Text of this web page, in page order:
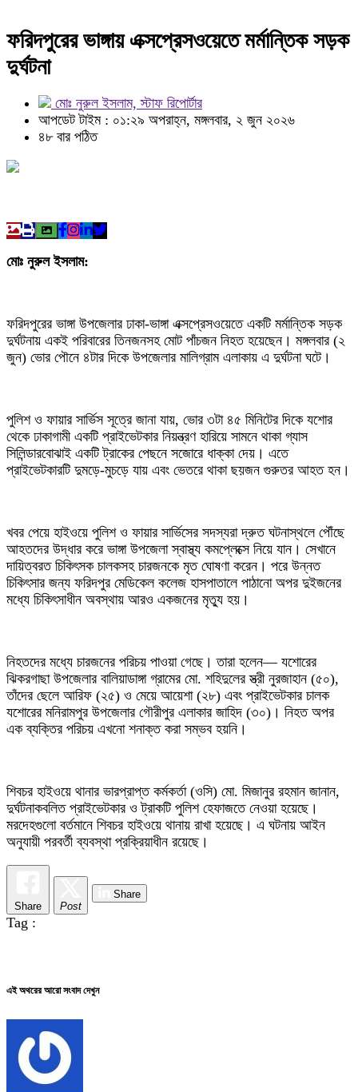
ফরিদপুরের ভাঙ্গায় এক্সপ্রেসওয়েতে মর্মান্তিক সড়ক
দুর্ঘটনা
মোঃ নুরুল ইসলাম, স্টাফ রিপোর্টার
আপডেট টাইম : ০১:২৯ অপরাহ্ন, মঙ্গলবার, ২ জুন ২০২৬
৪৮ বার পঠিত
মোঃ নুরুল ইসলাম:
ফরিদপুরের ভাঙ্গা উপজেলার ঢাকা-ভাঙ্গা এক্সপ্রেসওয়েতে একটি মর্মান্তিক সড়ক
দুর্ঘটনায় একই পরিবারের তিনজনসহ মোট পাঁচজন নিহত হয়েছেন। মঙ্গলবার (২
জুন) ভোর পৌনে ৪টার দিকে উপজেলার মালিগ্রাম এলাকায় এ দুর্ঘটনা ঘটে।
পুলিশ ও ফায়ার সার্ভিস সূত্রে জানা যায়, ভোর ৩টা ৪৫ মিনিটের দিকে যশোর
থেকে ঢাকাগামী একটি প্রাইভেটকার নিয়ন্ত্রণ হারিয়ে সামনে থাকা গ্যাস
সিলিন্ডারবোঝাই একটি ট্রাকের পেছনে সজোরে ধাক্কা দেয়। এতে
প্রাইভেটকারটি দুমড়ে-মুচড়ে যায় এবং ভেতরে থাকা ছয়জন গুরুতর আহত হন।
খবর পেয়ে হাইওয়ে পুলিশ ও ফায়ার সার্ভিসের সদস্যরা দ্রুত ঘটনাস্থলে পৌঁছে
আহতদের উদ্ধার করে ভাঙ্গা উপজেলা স্বাস্থ্য কমপ্লেক্সে নিয়ে যান। সেখানে
দায়িত্বরত চিকিৎসক চালকসহ চারজনকে মৃত ঘোষণা করেন। পরে উন্নত
চিকিৎসার জন্য ফরিদপুর মেডিকেল কলেজ হাসপাতালে পাঠানো অপর দুইজনের
মধ্যে চিকিৎসাধীন অবস্থায় আরও একজনের মৃত্যু হয়।
নিহতদের মধ্যে চারজনের পরিচয় পাওয়া গেছে। তারা হলেন— যশোরের
ঝিকরগাছা উপজেলার বালিয়াডাঙ্গা গ্রামের মো. শহিদুলের স্ত্রী নুরজাহান (৫০),
তাঁদের ছেলে আরিফ (২৫) ও মেয়ে আয়েশা (২৮) এবং প্রাইভেটকার চালক
যশোরের মনিরামপুর উপজেলার গৌরীপুর এলাকার জাহিদ (৩০)। নিহত অপর
এক ব্যক্তির পরিচয় এখনো শনাক্ত করা সম্ভব হয়নি।
শিবচর হাইওয়ে থানার ভারপ্রাপ্ত কর্মকর্তা (ওসি) মো. মিজানুর রহমান জানান,
দুর্ঘটনাকবলিত প্রাইভেটকার ও ট্রাকটি পুলিশ হেফাজতে নেওয়া হয়েছে।
মরদেহগুলো বর্তমানে শিবচর হাইওয়ে থানায় রাখা হয়েছে। এ ঘটনায় আইন
অনুযায়ী পরবর্তী ব্যবস্থা প্রক্রিয়াধীন রয়েছে।
Share Post
Share
Tag :
এই অথরের আরো সংবাদ দেখুন